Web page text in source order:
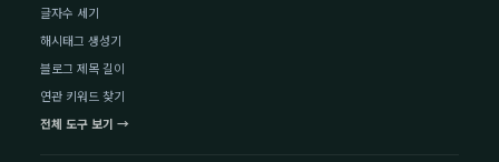
글자수 세기
해시태그 생성기
블로그 제목 길이
연관 키워드 찾기
전체 도구 보기 →